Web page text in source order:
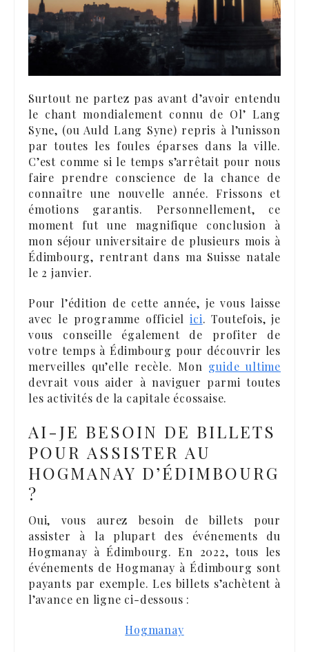
Surtout ne partez pas avant d’avoir entendu
le chant mondialement connu de Ol’ Lang
Syne, (ou Auld Lang Syne) repris à l’unisson
par toutes les foules éparses dans la ville.
C’est comme si le temps s’arrêtait pour nous
faire prendre conscience de la chance de
connaître une nouvelle année. Frissons et
émotions garantis. Personnellement, ce
moment fut une magnifique conclusion à
mon séjour universitaire de plusieurs mois à
Édimbourg, rentrant dans ma Suisse natale
le 2 janvier.
Pour l’édition de cette année, je vous laisse
avec le programme officielici. Toutefois, je
vous conseille également de profiter de
votre temps à Édimbourg pour découvrir les
merveilles qu’elle recèle. Mon guide ultime
devrait vous aider à naviguer parmi toutes
les activités de la capitale écossaise.
AI-JE BESOIN DE BILLETS
POUR ASSISTER AU
HOGMANAY D’ÉDIMBOURG
?
Oui, vous aurez besoin de billets pour
assister à la plupart des événements du
Hogmanay à Édimbourg. En 2022, tous les
événements de Hogmanay à Édimbourg sont
payants par exemple. Les billets s’achètent à
l’avance en ligne ci-dessous :
Hogmanay